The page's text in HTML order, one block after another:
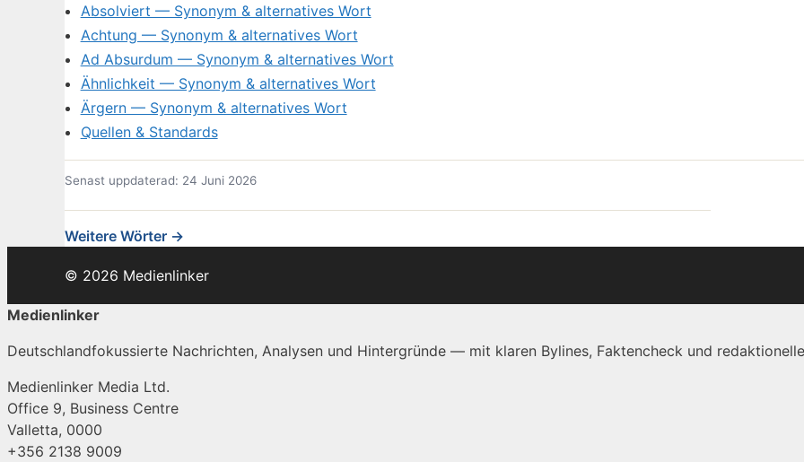
Absolviert — Synonym & alternatives Wort
Achtung — Synonym & alternatives Wort
Ad Absurdum — Synonym & alternatives Wort
Ähnlichkeit — Synonym & alternatives Wort
Ärgern — Synonym & alternatives Wort
Quellen & Standards
Senast uppdaterad: 24 Juni 2026
Weitere Wörter →
© 2026 Medienlinker
Medienlinker
Deutschlandfokussierte Nachrichten, Analysen und Hintergründe — mit klaren Bylines, Faktencheck und
Medienlinker Media Ltd.
Office 9, Business Centre
Valletta, 0000
+356 2138 9009